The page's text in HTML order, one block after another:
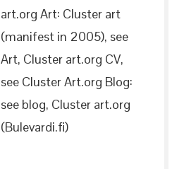
art.org Art: Cluster art
(manifest in 2005), see
Art, Cluster art.org CV,
see Cluster Art.org Blog:
see blog, Cluster art.org
(Bulevardi.fi)